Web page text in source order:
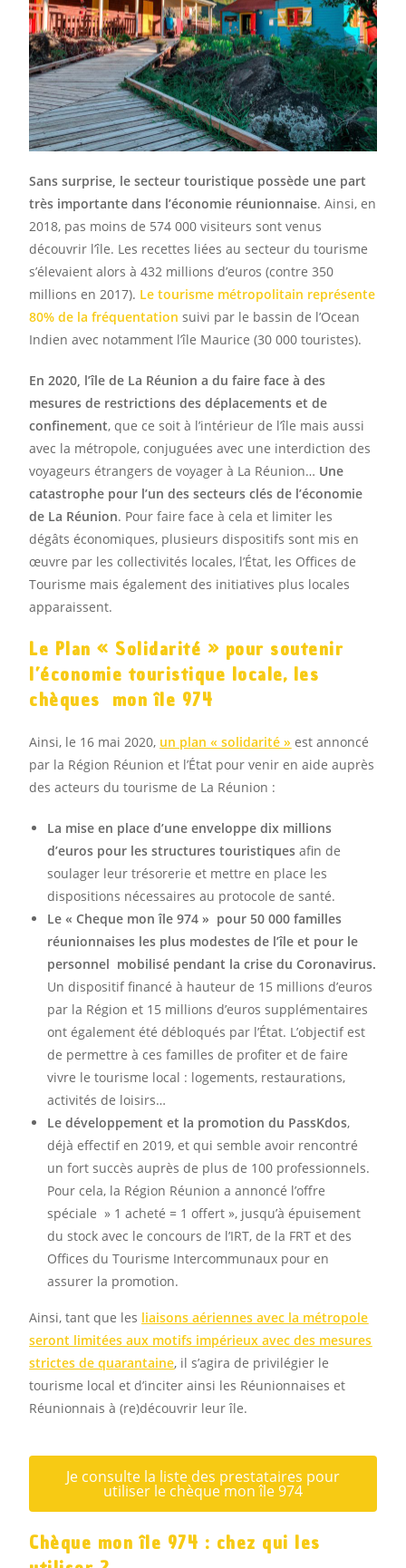
Sans surprise, le secteur touristique possède une part
très importante dans l’économie réunionnaise. Ainsi, en
2018, pas moins de 574 000 visiteurs sont venus
découvrir l’île. Les recettes liées au secteur du tourisme
s’élevaient alors à 432 millions d’euros (contre 350
millions en 2017). Le tourisme métropolitain représente
80% de la fréquentation suivi par le bassin de l’Ocean
Indien avec notamment l’île Maurice (30 000 touristes).
En 2020, l’île de La Réunion a du faire face à des
mesures de restrictions des déplacements et de
confinement, que ce soit à l’intérieur de l’île mais aussi
avec la métropole, conjuguées avec une interdiction des
voyageurs étrangers de voyager à La Réunion… Une
catastrophe pour l’un des secteurs clés de l’économie
de La Réunion. Pour faire face à cela et limiter les
dégâts économiques, plusieurs dispositifs sont mis en
œuvre par les collectivités locales, l’État, les Offices de
Tourisme mais également des initiatives plus locales
apparaissent.
Le Plan « Solidarité » pour soutenir
l’économie touristique locale, les
chèques mon île 974
Ainsi, le 16 mai 2020, un plan « solidarité » est annoncé
par la Région Réunion et l’État pour venir en aide auprès
des acteurs du tourisme de La Réunion :
La mise en place d’une enveloppe dix millions
d’euros pour les structures touristiques afin de
soulager leur trésorerie et mettre en place les
dispositions nécessaires au protocole de santé.
Le « Cheque mon île 974 » pour 50 000 familles
réunionnaises les plus modestes de l’île et pour le
personnel mobilisé pendant la crise du Coronavirus.
Un dispositif financé à hauteur de 15 millions d’euros
par la Région et 15 millions d’euros supplémentaires
ont également été débloqués par l’État. L’objectif est
de permettre à ces familles de profiter et de faire
vivre le tourisme local : logements, restaurations,
activités de loisirs…
Le développement et la promotion du PassKdos,
déjà effectif en 2019, et qui semble avoir rencontré
un fort succès auprès de plus de 100 professionnels.
Pour cela, la Région Réunion a annoncé l’offre
spéciale » 1 acheté = 1 offert », jusqu’à épuisement
du stock avec le concours de l’IRT, de la FRT et des
Offices du Tourisme Intercommunaux pour en
assurer la promotion.
Ainsi, tant que les liaisons aériennes avec la métropole
seront limitées aux motifs impérieux avec des mesures
strictes de quarantaine, il s’agira de privilégier le
tourisme local et d’inciter ainsi les Réunionnaises et
Réunionnais à (re)découvrir leur île.
Je consulte la liste des prestataires pour
utiliser le chèque mon île 974
Chèque mon île 974 : chez qui les